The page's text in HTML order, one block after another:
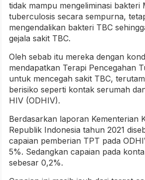
tidak mampu mengeliminasi bakteri
tuberculosis secara sempurna,
mengendalikan bakteri TBC
gejala sakit TBC.
Oleh sebab itu mereka dengan
mendapatkan Terapi Pencegahan
untuk mencegah sakit TBC,
berisiko seperti kontak serumah
HIV (ODHIV).
Berdasarkan laporan Kementerian
Republik Indonesia tahun 2021
capaian pemberian TPT pada
5%. Sedangkan capaian pada
sebesar 0,2%.